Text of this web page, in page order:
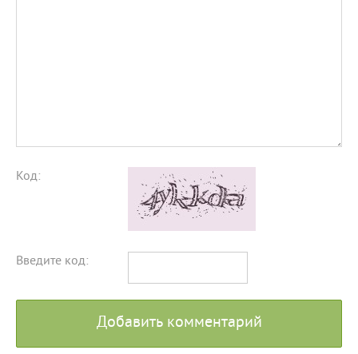
Код:
Введите код:
Добавить комментарий